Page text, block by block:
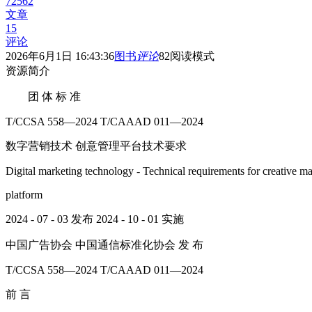
文章
15
评论
2026年6月1日 16:43:36图书评论82阅读模式
资源简介
团 体 标 准
T/CCSA 558—2024 T/CAAAD 011—2024
数字营销技术 创意管理平台技术要求
Digital marketing technology - Technical requirements for creative
platform
2024 - 07 - 03 发布 2024 - 10 - 01 实施
中国广告协会 中国通信标准化协会 发 布
T/CCSA 558—2024 T/CAAAD 011—2024
前 言